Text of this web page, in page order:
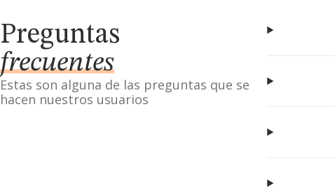
Preguntas
frecuentes
Estas son alguna de las preguntas que se
hacen nuestros usuarios